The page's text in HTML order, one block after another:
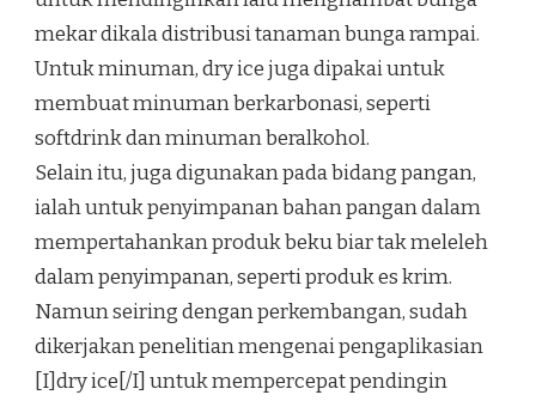
mekar dikala distribusi tanaman bunga rampai.
Untuk minuman, dry ice juga dipakai untuk
membuat minuman berkarbonasi, seperti
softdrink dan minuman beralkohol.
Selain itu, juga digunakan pada bidang pangan,
ialah untuk penyimpanan bahan pangan dalam
mempertahankan produk beku biar tak meleleh
dalam penyimpanan, seperti produk es krim.
Namun seiring dengan perkembangan, sudah
dikerjakan penelitian mengenai pengaplikasian
[I]dry ice[/I] untuk mempercepat pendingin